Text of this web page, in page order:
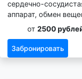
сердечно-
аппарат, обмен
от 2500
Забронировать